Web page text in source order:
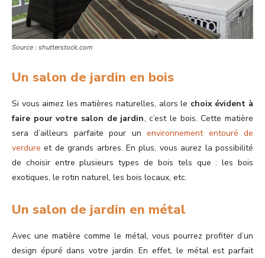
Source : shutterstock.com
Un salon de jardin en bois
Si vous aimez les matières naturelles, alors le choix évident à
faire pour votre salon de jardin, c’est le bois. Cette matière
sera d’ailleurs parfaite pour unenvironnement entouré de
verdure et de grands arbres. En plus, vous aurez la possibilité
de choisir entre plusieurs types de bois tels que : les bois
exotiques, le rotin naturel, les bois locaux, etc.
Un salon de jardin en métal
Avec une matière comme le métal, vous pourrez profiter d’un
design épuré dans votre jardin. En effet, le métal est parfait